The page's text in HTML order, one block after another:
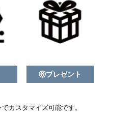
⑥プレゼント
カスタマイズ可能です。